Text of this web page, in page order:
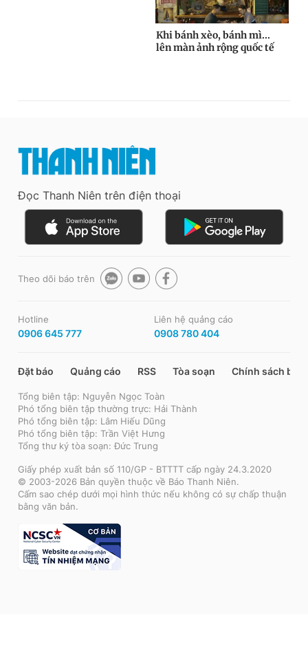
Đọc Thanh Niên trên điện thoại
Theo dõi báo trên
Hotline
0906 645 777
Liên hệ quảng cáo
0908 780 404
Đặt báo Quảng cáo RSS Tòa soạn Chính sách bảo
Tổng biên tập: Nguyễn Ngọc Toàn
Phó tổng biên tập thường trực: Hải Thành
Phó tổng biên tập: Lâm Hiếu Dũng
Phó tổng biên tập: Trần Việt Hưng
Tổng thư ký tòa soạn: Đức Trung
Giấy phép xuất bản số 110/GP - BTTTT cấp ngày 24.3.2020
© 2003-2026 Bản quyền thuộc về Báo Thanh Niên.
Cấm sao chép dưới mọi hình thức nếu không có sự chấp thuận
bằng văn bản.